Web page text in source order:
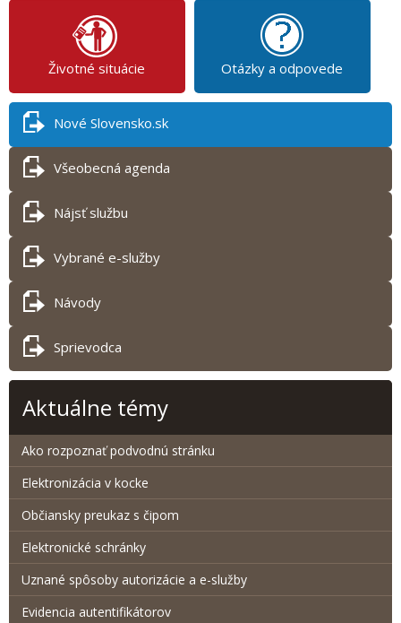
Životné situácie Otázky a odpovede
Nové Slovensko.sk
Všeobecná agenda
Nájsť službu
Vybrané e-služby
Návody
Sprievodca
Aktuálne témy
Ako rozpoznať podvodnú stránku
Elektronizácia v kocke
Občiansky preukaz s čipom
Elektronické schránky
Uznané spôsoby autorizácie a e-služby
Evidencia autentifikátorov